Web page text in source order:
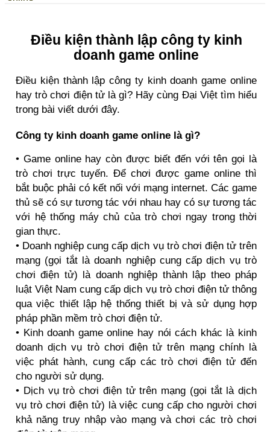
Điều kiện thành lập công ty kinh
doanh game online
Điều kiện thành lập công ty kinh doanh game online
hay trò chơi điện tử là gì? Hãy cùng Đại Việt tìm hiểu
trong bài viết dưới đây.
Công ty kinh doanh game online là gì?
• Game online hay còn được biết đến với tên gọi là
trò chơi trực tuyến. Để chơi được game online thì
bắt buộc phải có kết nối với mạng internet. Các game
thủ sẽ có sự tương tác với nhau hay có sự tương tác
với hệ thống máy chủ của trò chơi ngay trong thời
gian thực.
• Doanh nghiệp cung cấp dịch vụ trò chơi điện tử trên
mạng (gọi tắt là doanh nghiệp cung cấp dịch vụ trò
chơi điện tử) là doanh nghiệp thành lập theo pháp
luật Việt Nam cung cấp dịch vụ trò chơi điện tử thông
qua việc thiết lập hệ thống thiết bị và sử dụng hợp
pháp phần mềm trò chơi điện tử.
• Kinh doanh game online hay nói cách khác là kinh
doanh dịch vụ trò chơi điện tử trên mạng chính là
việc phát hành, cung cấp các trò chơi điện tử đến
cho người sử dụng.
• Dịch vụ trò chơi điện tử trên mạng (gọi tắt là dịch
vụ trò chơi điện tử) là việc cung cấp cho người chơi
khả năng truy nhập vào mạng và chơi các trò chơi